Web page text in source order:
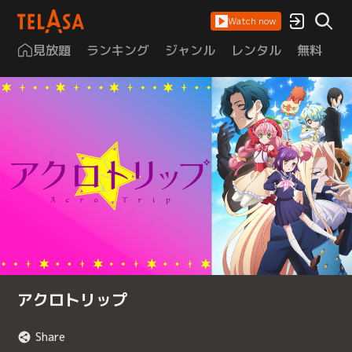
Watch now
見放題 ランキング ジャンル レンタル 無料
アクロトリップ
Share